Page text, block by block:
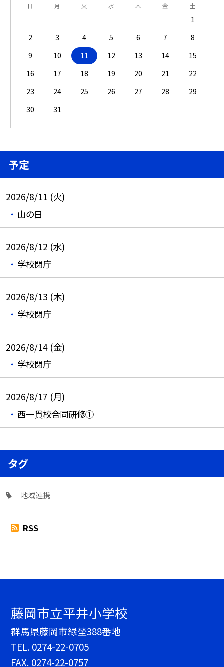
日 月 火 水 木 金 土
1
2
3 4 5 6 7
8
9
10 11 12 13 14
15
16
17 18 19 20 21
22
23
24 25 26 27 28
29
30
31
予定
2026/8/11 (火)
山の日
2026/8/12 (水)
学校閉庁
2026/8/13 (木)
学校閉庁
2026/8/14 (金)
学校閉庁
2026/8/17 (月)
西一貫校合同研修①
タグ
地域連携
RSS
藤岡市立平井小学校
群馬県藤岡市緑埜388番地
TEL. 0274-22-0705
FAX. 0274-22-0757